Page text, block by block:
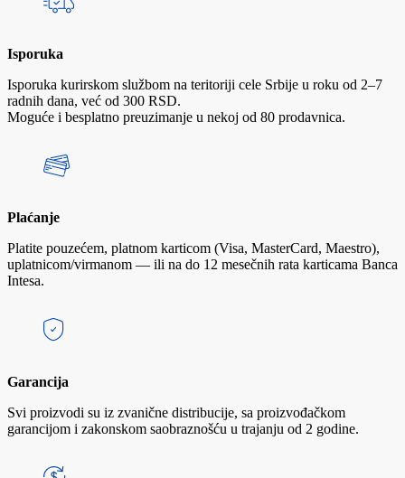
Isporuka
Isporuka kurirskom službom na teritoriji cele Srbije u roku od 2–7
radnih dana, već od 300 RSD.
Moguće i besplatno preuzimanje u nekoj od 80 prodavnica.
Plaćanje
Platite pouzećem, platnom karticom (Visa, MasterCard, Maestro),
uplatnicom/virmanom — ili na do 12 mesečnih rata karticama Banca
Intesa.
Garancija
Svi proizvodi su iz zvanične distribucije, sa proizvođačkom
garancijom i zakonskom saobraznošću u trajanju od 2 godine.